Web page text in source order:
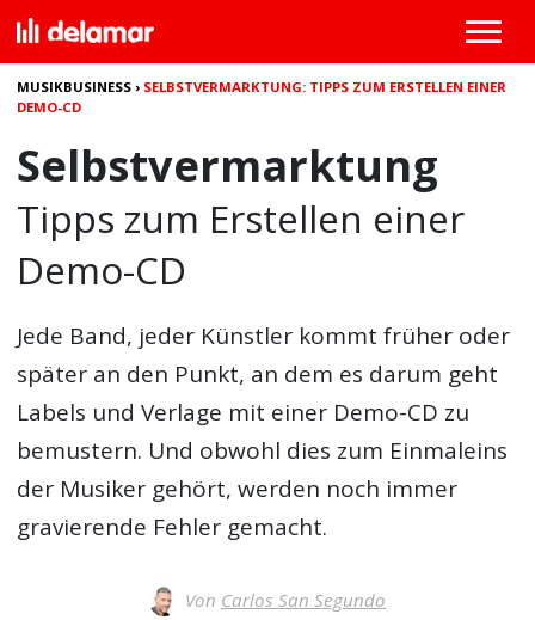
MUSIKBUSINESS › SELBSTVERMARKTUNG: TIPPS ZUM ERSTELLEN EINER
DEMO-CD
Selbstvermarktung
Tipps zum Erstellen einer
Demo-CD
Jede Band, jeder Künstler kommt früher oder
später an den Punkt, an dem es darum geht
Labels und Verlage mit einer Demo-CD zu
bemustern. Und obwohl dies zum Einmaleins
der Musiker gehört, werden noch immer
gravierende Fehler gemacht.
Von Carlos San Segundo